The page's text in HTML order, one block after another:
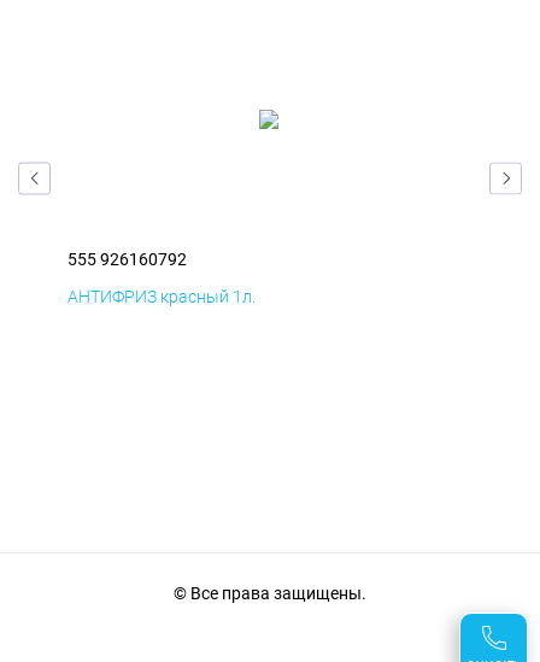
555 926160792
АНТИФРИЗ красный 1л.
© Все права защищены.